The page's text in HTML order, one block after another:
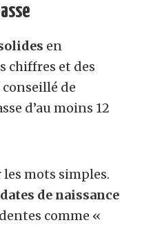
en
chiffres et des
de
d’au moins 12
les mots simples.
dates de naissance
comme «